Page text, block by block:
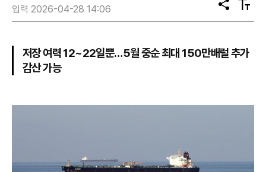
입력 2026-04-28 14:06
공
유
텍
스
기
저장 여력 12~22일뿐…5월 중순 최대 150만배럴 추가
감산 가능